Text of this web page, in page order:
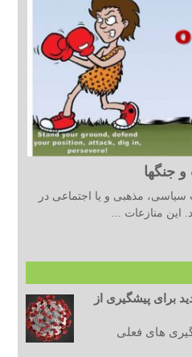
جنگها
سیاسی، مذهبی و یا اجتماعی در
این منازعات ...
برای پیشگیری از
های فعلی